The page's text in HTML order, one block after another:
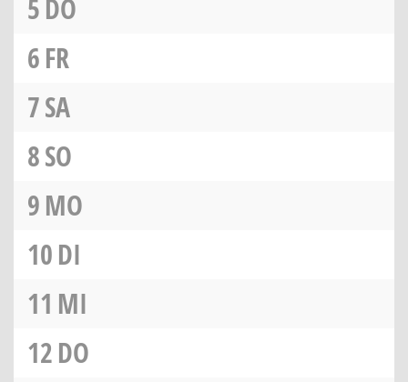
5DO
6FR
7SA
8SO
9MO
10DI
11 MI
12DO